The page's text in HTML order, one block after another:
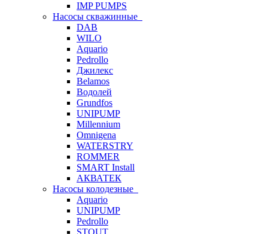
IMP PUMPS
Насосы скважинные
DAB
WILO
Aquario
Pedrollo
Джилекс
Belamos
Водолей
Grundfos
UNIPUMP
Millennium
Omnigena
WATERSTRY
ROMMER
SMART Install
АКВАТЕК
Насосы колодезные
Aquario
UNIPUMP
Pedrollo
STOUT